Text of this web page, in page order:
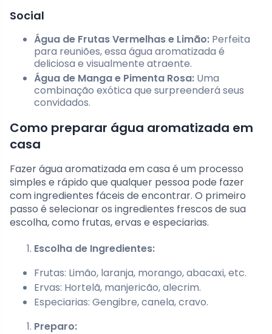
Social
Água de Frutas Vermelhas e Limão: Perfeita
para reuniões, essa água aromatizada é
deliciosa e visualmente atraente.
Água de Manga e Pimenta Rosa: Uma
combinação exótica que surpreenderá seus
convidados.
Como preparar água aromatizada em
casa
Fazer água aromatizada em casa é um processo
simples e rápido que qualquer pessoa pode fazer
com ingredientes fáceis de encontrar. O primeiro
passo é selecionar os ingredientes frescos de sua
escolha, como frutas, ervas e especiarias.
Escolha de Ingredientes:
Frutas: Limão, laranja, morango, abacaxi, etc.
Ervas: Hortelã, manjericão, alecrim.
Especiarias: Gengibre, canela, cravo.
Preparo: